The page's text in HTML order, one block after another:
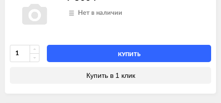
Нет в наличии
КУПИТЬ
Купить в 1 клик